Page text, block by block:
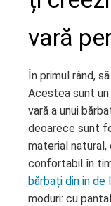
vară
În primul rând,
Acestea sunt
vară a unui
deoarece sunt
material
confortabil în
bărbați din in de
moduri: cu